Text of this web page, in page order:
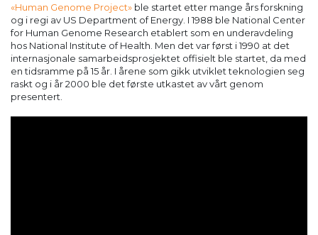
«Human Genome Project» ble startet etter mange års forskning
og i regi av US Department of Energy. I 1988 ble National Center
for Human Genome Research etablert som en underavdeling
hos National Institute of Health. Men det var først i 1990 at det
internasjonale samarbeidsprosjektet offisielt ble startet, da med
en tidsramme på 15 år. I årene som gikk utviklet teknologien seg
raskt og i år 2000 ble det første utkastet av vårt genom
presentert.